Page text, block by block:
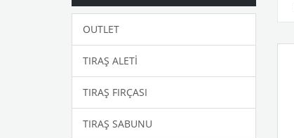
OUTLET
TIRAŞ ALETİ
TIRAŞ FIRÇASI
TIRAŞ SABUNU